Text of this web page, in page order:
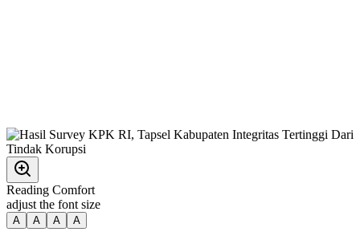
Reading Comfort
adjust the font size
A A A A